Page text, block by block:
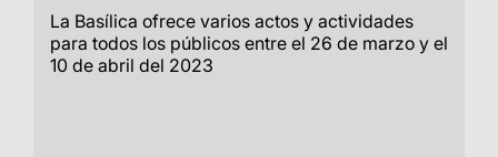
La Basílica ofrece varios actos y actividades
para todos los públicos entre el 26 de marzo y el
10 de abril del 2023